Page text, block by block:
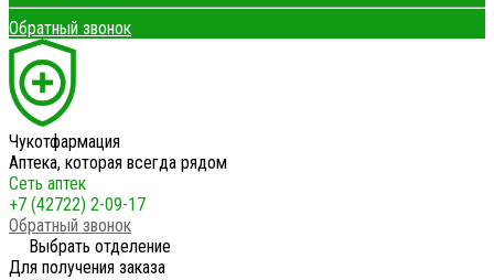
Обратный звонок
Чукотфармация
Аптека, которая всегда рядом
Сеть аптек
+7 (42722) 2-09-17
Обратный звонок
Выбрать отделение
Для получения заказа